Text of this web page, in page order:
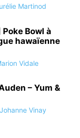
Martinod
Poke Bowl à
hawaïenne
Vidale
– Yum &
Johanne Vinay